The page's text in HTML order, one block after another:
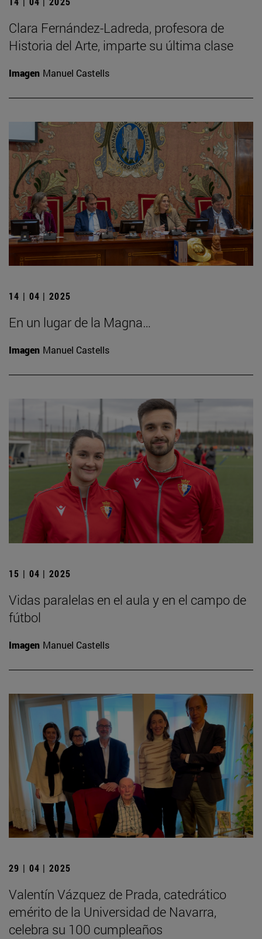
Clara Fernández-Ladreda, profesora de
Historia del Arte, imparte su última clase
Imagen Manuel Castells
14 | 04 | 2025
En un lugar de la Magna…
Imagen Manuel Castells
15 | 04 | 2025
Vidas paralelas en el aula y en el campo de
fútbol
Imagen Manuel Castells
29 | 04 | 2025
Valentín Vázquez de Prada, catedrático
emérito de la Universidad de Navarra,
celebra su 100 cumpleaños